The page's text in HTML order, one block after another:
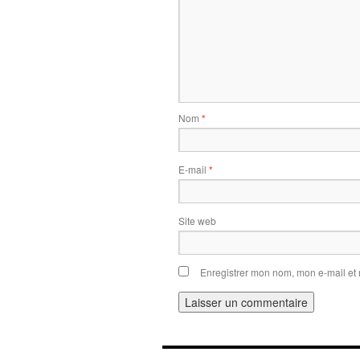
Nom *
E-mail *
Site web
Enregistrer mon nom, mon e-mail